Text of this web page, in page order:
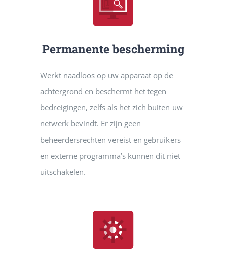
Permanente bescherming
Werkt naadloos op uw apparaat op de
achtergrond en beschermt het tegen
bedreigingen, zelfs als het zich buiten uw
netwerk bevindt. Er zijn geen
beheerdersrechten vereist en gebruikers
en externe programma’s kunnen dit niet
uitschakelen.